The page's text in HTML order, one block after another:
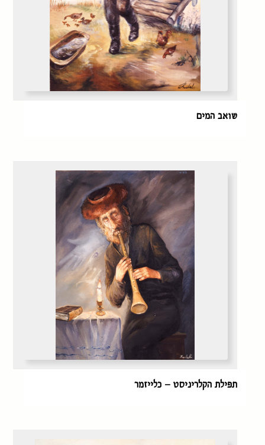
שואב המים
תפילת הקלריניסט – כלייזמר